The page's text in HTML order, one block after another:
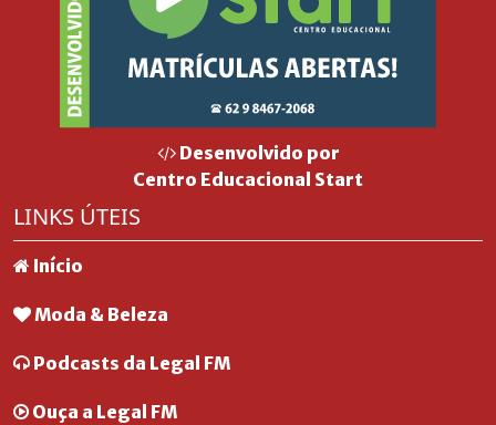
Desenvolvido por
Centro Educacional Start
LINKS ÚTEIS
Início
Moda & Beleza
Podcasts da Legal FM
Ouça a Legal FM